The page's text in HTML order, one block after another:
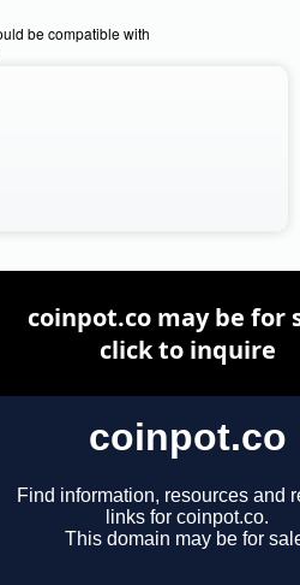
be compatible with